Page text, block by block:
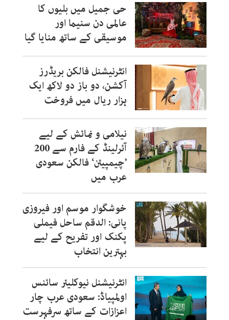
حی جمیل میں بلیوں کا
عالمی دن سنیما اور
موسیقی کے ساتھ منایا گیا
انٹرنیشنل فالکن بریڈرز
آکشن، دو باز دو لاکھ ایک
ہزار ریال میں فروخت
نیلامی و نمائش کے لیے
آئرلینڈ کے فارم سے 200
’چیمپیئن‘ فالکن سعودی
عرب میں
خوشگوار موسم اور فیروزی
پانی: الدقم ساحل فیملی
پکنک اور تفریح کے لیے
بہترین انتخاب
انٹرنیشنل نیوکلیئر سائنس
اولمپیاڈ: سعودی عرب چار
اعزازات کے ساتھ سرفہرست